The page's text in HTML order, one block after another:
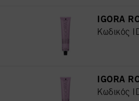
IGORA
Κωδικός
IGORA
Κωδικός